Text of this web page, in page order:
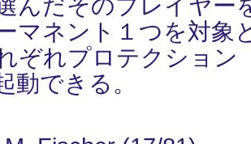
マネント１つを対象
ぞれプロテクション
動できる。